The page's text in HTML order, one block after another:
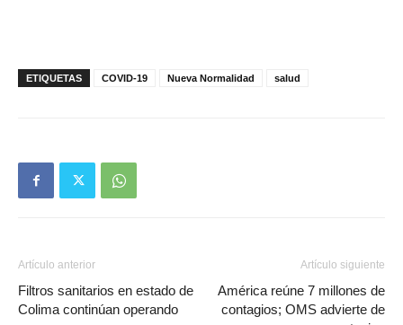
ETIQUETAS COVID-19 Nueva Normalidad salud
Artículo anterior
Filtros sanitarios en estado de
Colima continúan operando
Artículo siguiente
América reúne 7 millones de
contagios; OMS advierte de